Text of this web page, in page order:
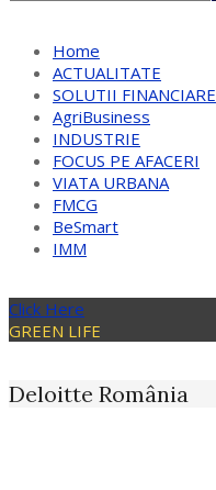
Home
ACTUALITATE
SOLUTII FINANCIARE
AgriBusiness
INDUSTRIE
FOCUS PE AFACERI
VIATA URBANA
FMCG
BeSmart
IMM
Click Here
GREEN LIFE
Deloitte România